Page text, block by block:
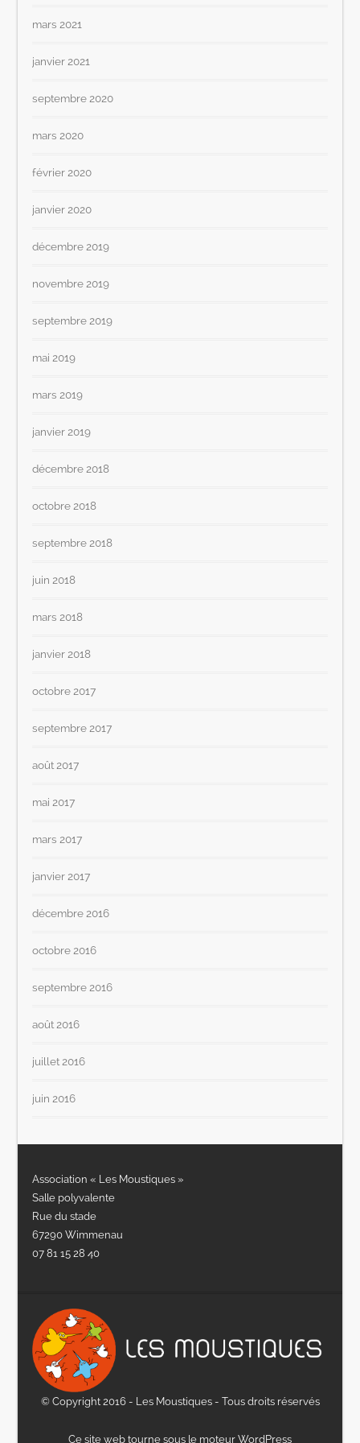
mars 2021
janvier 2021
septembre 2020
mars 2020
février 2020
janvier 2020
décembre 2019
novembre 2019
septembre 2019
mai 2019
mars 2019
janvier 2019
décembre 2018
octobre 2018
septembre 2018
juin 2018
mars 2018
janvier 2018
octobre 2017
septembre 2017
août 2017
mai 2017
mars 2017
janvier 2017
décembre 2016
octobre 2016
septembre 2016
août 2016
juillet 2016
juin 2016
Association « Les Moustiques »
Salle polyvalente
Rue du stade
67290 Wimmenau
07 81 15 28 40
© Copyright 2016 - Les Moustiques - Tous droits réservés
Ce site web tourne sous le moteur WordPress